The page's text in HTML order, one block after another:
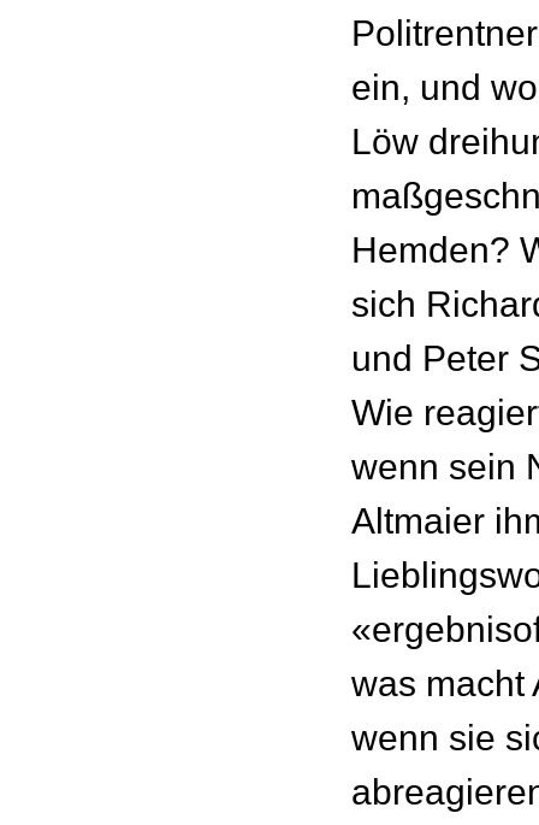
ein, und
Löw
Hemden?
sich
und Peter
Wie
wenn sein
Altmaier
was macht
wenn sie